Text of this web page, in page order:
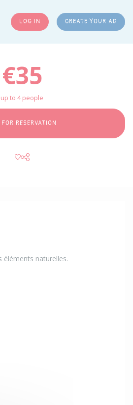
LOG IN CREATE YOUR AD
€35
up to 4 people
RESERVATION
éléments naturelles.